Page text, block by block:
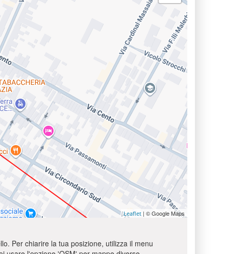
Leaflet | © Google Maps
Per chiarire la tua posizione, utilizza il menu